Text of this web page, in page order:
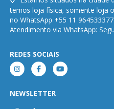
temos loja física, somente loja
no WhatsApp +55 11
Atendimento via WhatsApp:
REDES SOCIAIS
NEWSLETTER